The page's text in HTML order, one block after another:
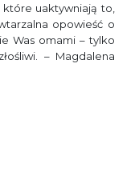
uaktywniają to,
opowieść o
Was omami – tylko
– Magdalena